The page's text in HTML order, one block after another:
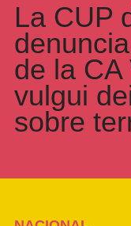
La CUP
de la CA
vulgui
sobre